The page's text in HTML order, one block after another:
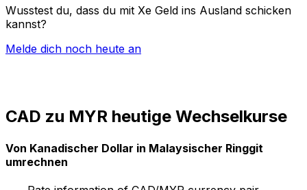
Wusstest du, dass du mit Xe Geld ins Ausland schicken
kannst?
Melde dich noch heute an
CAD zu MYR heutige Wechselkurse
Von Kanadischer Dollar in Malaysischer Ringgit
umrechnen